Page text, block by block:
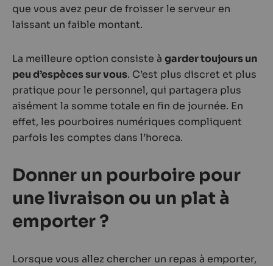
que vous avez peur de froisser le serveur en
laissant un faible montant.
La meilleure option consiste à garder toujours un
peu d’espèces sur vous. C’est plus discret et plus
pratique pour le personnel, qui partagera plus
aisément la somme totale en fin de journée. En
effet, les pourboires numériques compliquent
parfois les comptes dans l’horeca.
Donner un pourboire pour
une livraison ou un plat à
emporter ?
Lorsque vous allez chercher un repas à emporter,